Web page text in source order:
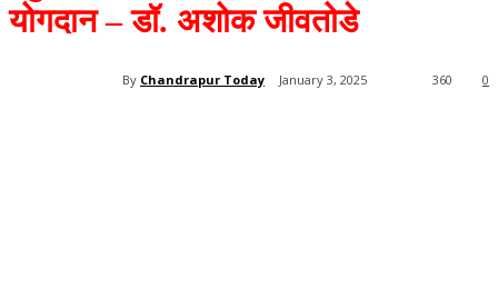
योगदान – डॉ. अशोक जीवतोडे
By Chandrapur Today January 3, 2025 0
360